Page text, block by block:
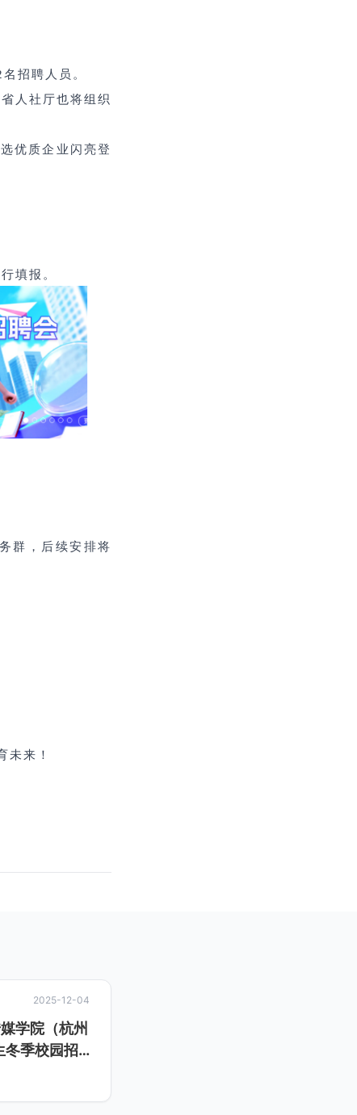
名招聘人员。
人社厅也将组织
优质企业闪亮登
填报。
群，后续安排将
未来！
2025-12-04
学院（杭州
季校园招聘